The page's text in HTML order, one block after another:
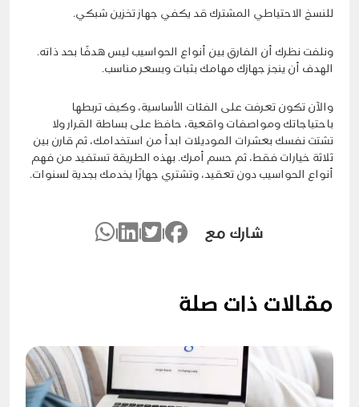
للنسخ الاحتياطي المشترك قد يكفي جهاز تخزين شبكي.
ونلفت نظرك أن الفارق بين أنواع الحواسيب ليس هدفًا بحد ذاته.
الهدف أن ينجز جهازك مهامك بثبات وبسعر مناسب.
والآن تكون تعرفت على الفئات الأساسية، وكيف تربطها
باحتياجاتك ومواصفات واقعية، حافظ على بساطة القرار ولا
تشتت نفسك بعشرات الموديلات ابدأ من استخدامك، ثم قارن بين
ثلاثة خيارات فقط، ثم حسم أمرك. بهذه الطريقة تستفيد من فهم
أنواع الحواسيب دون تعقيد، وتشتري جهازًا يخدمك بجدية لسنوات.
شارك مع
مقالات ذات صلة